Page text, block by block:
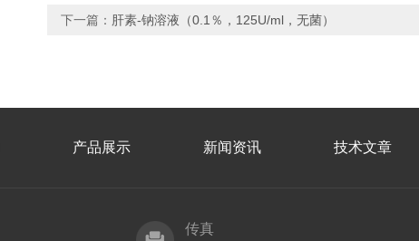
下一篇： 肝素-钠溶液（0.1％，125U/ml，无菌）
产品展示 新闻资讯 技术文章
传真